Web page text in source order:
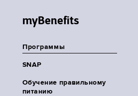
myBenefits
Программы
SNAP
Обучение правильному
питанию